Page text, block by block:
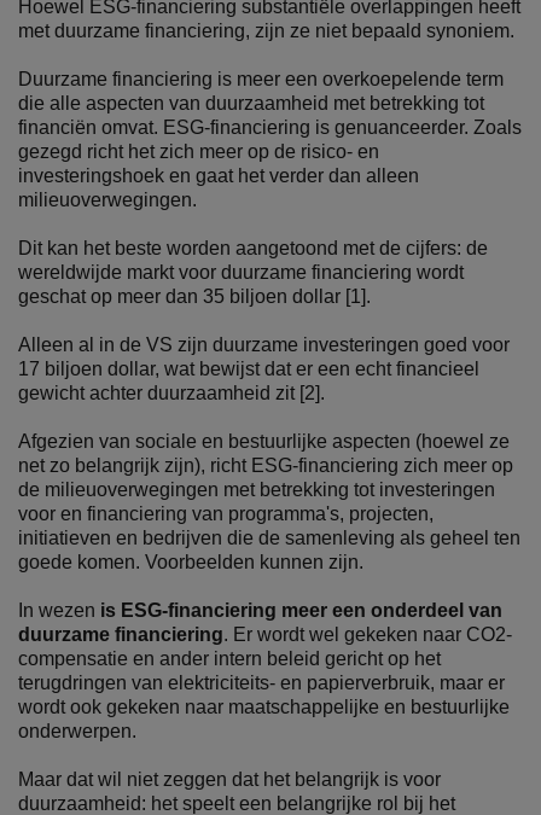
Hoewel ESG-financiering substantiële overlappingen heeft
met duurzame financiering, zijn ze niet bepaald synoniem.
Duurzame financiering is meer een overkoepelende term
die alle aspecten van duurzaamheid met betrekking tot
financiën omvat. ESG-financiering is genuanceerder. Zoals
gezegd richt het zich meer op de risico- en
investeringshoek en gaat het verder dan alleen
milieuoverwegingen.
Dit kan het beste worden aangetoond met de cijfers: de
wereldwijde markt voor duurzame financiering wordt
geschat op meer dan 35 biljoen dollar [1].
Alleen al in de VS zijn duurzame investeringen goed voor
17 biljoen dollar, wat bewijst dat er een echt financieel
gewicht achter duurzaamheid zit [2].
Afgezien van sociale en bestuurlijke aspecten (hoewel ze
net zo belangrijk zijn), richt ESG-financiering zich meer op
de milieuoverwegingen met betrekking tot investeringen
voor en financiering van programma's, projecten,
initiatieven en bedrijven die de samenleving als geheel ten
goede komen. Voorbeelden kunnen zijn.
In wezen is ESG-financiering meer een onderdeel van
duurzame financiering. Er wordt wel gekeken naar CO2-
compensatie en ander intern beleid gericht op het
terugdringen van elektriciteits- en papierverbruik, maar er
wordt ook gekeken naar maatschappelijke en bestuurlijke
onderwerpen.
Maar dat wil niet zeggen dat het belangrijk is voor
duurzaamheid: het speelt een belangrijke rol bij het